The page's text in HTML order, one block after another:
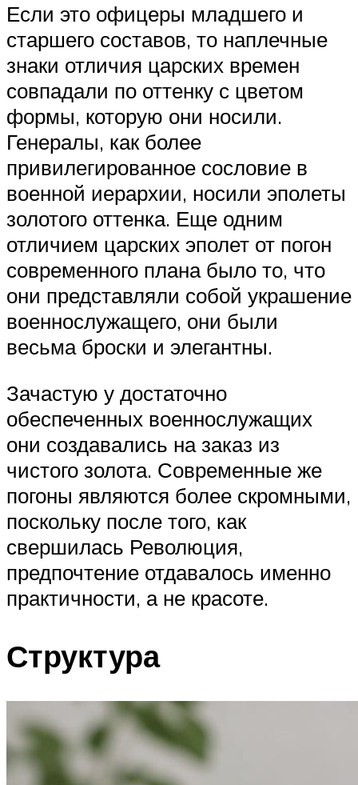
Если это офицеры младшего и
старшего составов, то наплечные
знаки отличия царских времен
совпадали по оттенку с цветом
формы, которую они носили.
Генералы, как более
привилегированное сословие в
военной иерархии, носили эполеты
золотого оттенка. Еще одним
отличием царских эполет от погон
современного плана было то, что
они представляли собой украшение
военнослужащего, они были
весьма броски и элегантны.
Зачастую у достаточно
обеспеченных военнослужащих
они создавались на заказ из
чистого золота. Современные же
погоны являются более скромными,
поскольку после того, как
свершилась Революция,
предпочтение отдавалось именно
практичности, а не красоте.
Структура